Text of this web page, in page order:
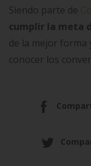
Siendo parte de
cumplir la meta
de la mejor forma
conocer los